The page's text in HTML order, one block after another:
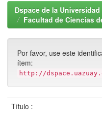
Dspace de la
Facultad de Ciencias
Por favor, use este
ítem:
http://
Título :